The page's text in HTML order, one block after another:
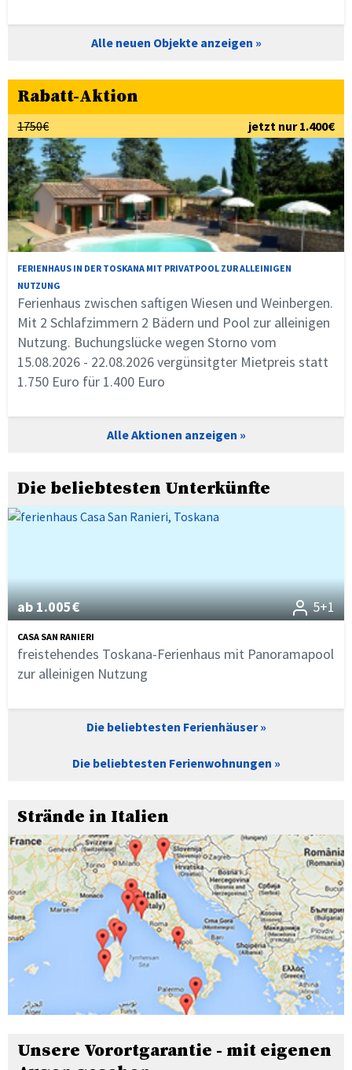
Alle neuen Objekte anzeigen
Rabatt-Aktion
1750€ jetzt nur 1.400€
FERIENHAUS IN DER TOSKANA MIT PRIVATPOOL ZUR ALLEINIGEN
NUTZUNG
Ferienhaus zwischen saftigen Wiesen und Weinbergen.
Mit 2 Schlafzimmern 2 Bädern und Pool zur alleinigen
Nutzung. Buchungslücke wegen Storno vom
15.08.2026 - 22.08.2026 vergünsitgter Mietpreis statt
1.750 Euro für 1.400 Euro
Alle Aktionen anzeigen
Die beliebtesten Unterkünfte
ab 1.005€ 5+1
CASA SAN RANIERI
freistehendes Toskana-Ferienhaus mit Panoramapool
zur alleinigen Nutzung
Die beliebtesten Ferienhäuser
Die beliebtesten Ferienwohnungen
Strände in Italien
Unsere Vorortgarantie - mit eigenen